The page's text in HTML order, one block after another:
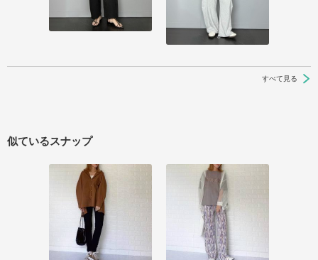
すべて見る
似ているスナップ